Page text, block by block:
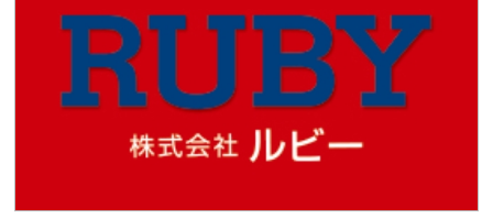
お知らせ
日本歯科技工所協会「歯科技工「経営」未来創造フォ
ーラム」のお知らせ
学術講演会
2024.09.27